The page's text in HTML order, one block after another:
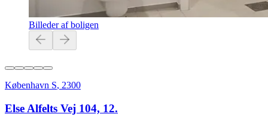
Billeder af boligen
København S, 2300
Else Alfelts Vej 104, 12.